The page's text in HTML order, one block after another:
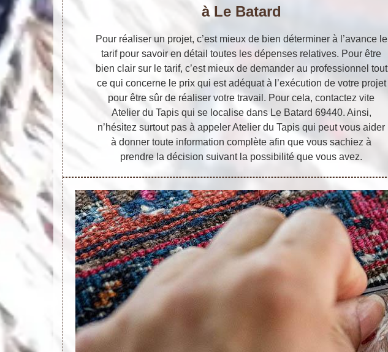
à Le Batard
Pour réaliser un projet, c’est mieux de bien déterminer à l’avance le
tarif pour savoir en détail toutes les dépenses relatives. Pour être
bien clair sur le tarif, c’est mieux de demander au professionnel tout
ce qui concerne le prix qui est adéquat à l’exécution de votre projet
pour être sûr de réaliser votre travail. Pour cela, contactez vite
Atelier du Tapis qui se localise dans Le Batard 69440. Ainsi,
n’hésitez surtout pas à appeler Atelier du Tapis qui peut vous aider
à donner toute information complète afin que vous sachiez à
prendre la décision suivant la possibilité que vous avez.